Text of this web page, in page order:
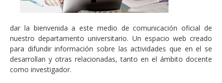
dar la bienvenida a este medio de comunicación oficial de
nuestro departamento universitario. Un espacio web creado
para difundir información sobre las actividades que en el se
desarrollan y otras relacionadas, tanto en el ámbito docente
como investigador.